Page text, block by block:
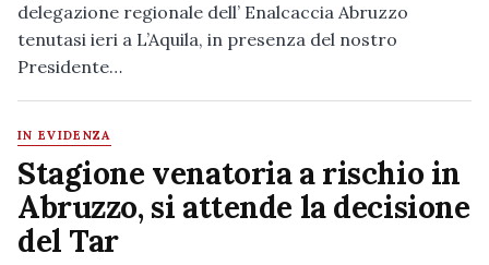
delegazione regionale dell’ Enalcaccia Abruzzo
tenutasi ieri a L’Aquila, in presenza del nostro
Presidente…
IN EVIDENZA
Stagione venatoria a rischio in
Abruzzo, si attende la decisione
del Tar